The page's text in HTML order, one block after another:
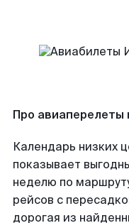
Про
Календарь низких
показывает
неделю по
рейсов с
дорогая из